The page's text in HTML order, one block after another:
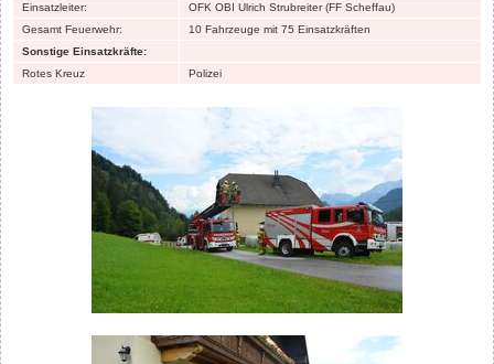
Einsatzleiter:
OFK OBI Ulrich Strubreiter (FF Scheffau)
Gesamt Feuerwehr:
10 Fahrzeuge mit 75 Einsatzkräften
Sonstige Einsatzkräfte:
Rotes Kreuz
Polizei